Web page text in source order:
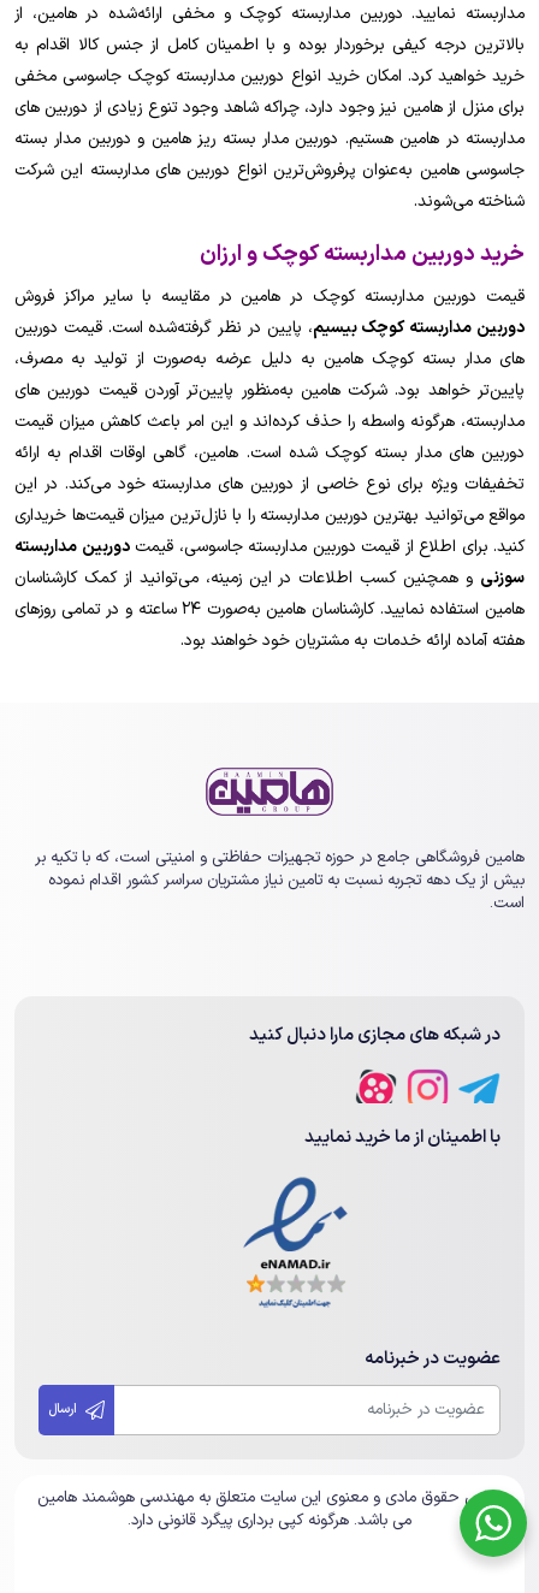
مداربسته نمایید. دوربین مداربسته کوچک و مخفی ارائه‌شده در هامین، از
بالاترین درجه کیفی برخوردار بوده و با اطمینان کامل از جنس کالا اقدام به
خرید خواهید کرد. امکان خرید انواع دوربین مداربسته کوچک جاسوسی مخفی
برای منزل از هامین نیز وجود دارد، چراکه شاهد وجود تنوع زیادی از دوربین های
مداربسته در هامین هستیم. دوربین مدار بسته ریز هامین و دوربین مدار بسته
جاسوسی هامین به‌عنوان پرفروش‌ترین انواع دوربین های مداربسته این شرکت
شناخته می‌شوند.
خرید دوربین مداربسته کوچک و ارزان
قیمت دوربین مداربسته کوچک در هامین در مقایسه با سایر مراکز فروش
دوربین مداربسته کوچک بیسیم، پایین در نظر گرفته‌شده است. قیمت دوربین
های مدار بسته کوچک هامین به دلیل عرضه به‌صورت از تولید به مصرف،
پایین‌تر خواهد بود. شرکت هامین به‌منظور پایین‌تر آوردن قیمت دوربین های
مداربسته، هرگونه واسطه را حذف کرده‌اند و این امر باعث کاهش میزان قیمت
دوربین های مدار بسته کوچک شده است. هامین، گاهی اوقات اقدام به ارائه
تخفیفات ویژه برای نوع خاصی از دوربین های مداربسته خود می‌کند. در این
مواقع می‌توانید بهترین دوربین مداربسته را با نازل‌ترین میزان قیمت‌ها خریداری
کنید. برای اطلاع از قیمت دوربین مداربسته جاسوسی، قیمتدوربین مداربسته
سوزنی و همچنین کسب اطلاعات در این زمینه، می‌توانید از کمک کارشناسان
هامین استفاده نمایید. کارشناسان هامین به‌صورت 24 ساعته و در تمامی روزهای
هفته آماده ارائه خدمات به مشتریان خود خواهند بود.
هامین فروشگاهی جامع در حوزه تجهیزات حفاظتی و امنیتی است، که با تکیه بر
بیش از یک ‏دهه تجربه نسبت به تامین نیاز مشتریان سراسر کشور اقدام نموده
است.
در شبکه های مجازی مارا دنبال کنید
با اطمینان از ما خرید نمایید
عضویت در خبرنامه
تمامی حقوق مادی و معنوی این سایت متعلق به مهندسی هوشمند هامین
می باشد. هرگونه کپی برداری پیگرد قانونی دارد.